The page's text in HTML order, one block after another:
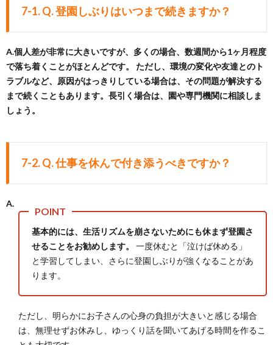
7-1. Q. 登園しぶりはいつまで続きますか？
A.個人差が非常に大きいですが、多くの場合、数週間から1ヶ月程度
で落ち着くことがほとんどです。
ただし、環境の変化や友達とのト
ラブルなど、原因がはっきりしている場合は、その問題が解決する
まで続くこともあります。長引く場合は、園や専門機関に相談しま
しょう。
7-2. Q. 仕事を休んで付き添うべきですか？
A.
基本的には、生活リズムを崩さないためにも休まず登園さ
せることをお勧めします。
一度休むと「泣けば休める」
と学習してしまい、さらに登園しぶりが強くなることがあ
ります。
ただし、明らかにお子さんの心身の負担が大きいと感じる場合
は、無理せずお休みし、ゆっくり話を聞いてあげる時間を作るこ